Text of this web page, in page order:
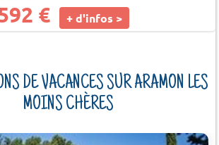
€ + d'infos >
DE VACANCES SUR ARAMON LES
MOINS CHÈRES